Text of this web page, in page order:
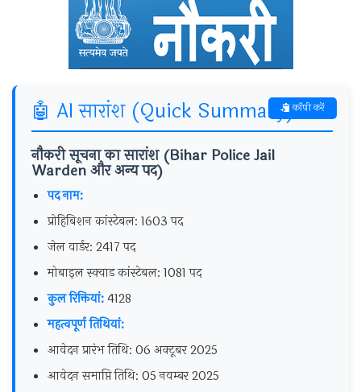
🤖 AI सारांश (Quick Summary)
नौकरी सूचना का सारांश (Bihar Police Jail
Warden और अन्य पद)
पद नाम:
प्रोहिबिशन कांस्टेबल: 1603 पद
जेल वार्डर: 2417 पद
मोबाइल स्क्वाड कांस्टेबल: 1081 पद
कुल रिक्तियां:4128
महत्वपूर्ण तिथियां:
आवेदन प्रारंभ तिथि: 06 अक्टूबर 2025
आवेदन समाप्ति तिथि: 05 नवम्बर 2025
कॉपी करें